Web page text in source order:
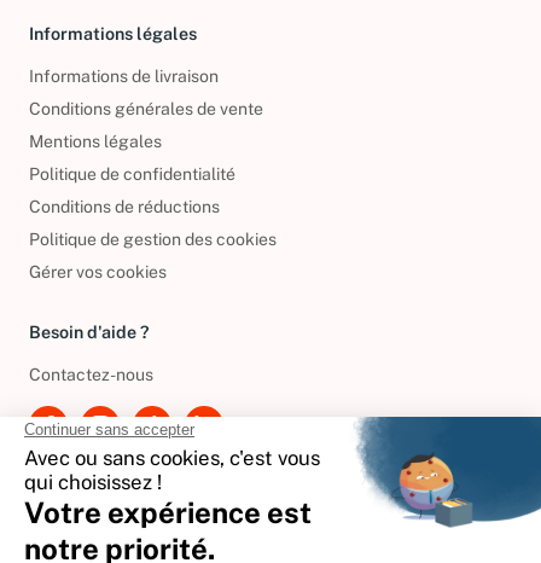
Informations légales
Informations de livraison
Conditions générales de vente
Mentions légales
Politique de confidentialité
Conditions de réductions
Politique de gestion des cookies
Gérer vos cookies
Besoin d'aide ?
Contactez-nous
International
🇪🇸 Espagne